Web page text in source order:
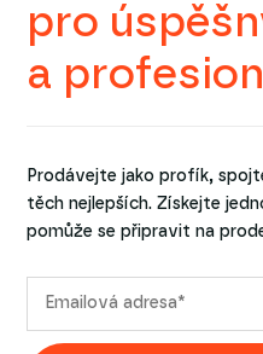
pro
a
Prodávejte jako profík,
těch nejlepších. Získejte
pomůže se připravit na